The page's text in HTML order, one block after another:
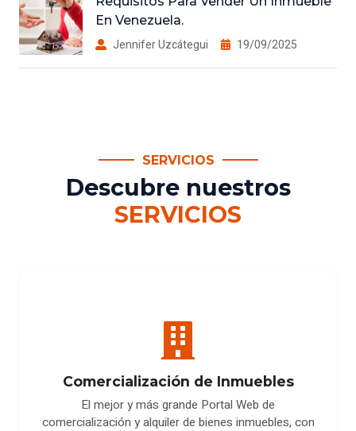
En Venezuela.
Jennifer Uzcátegui 19/09/2025
SERVICIOS
Descubre nuestros
SERVICIOS
Comercialización de Inmuebles
El mejor y más grande Portal Web de
comercialización y alquiler de bienes inmuebles, con